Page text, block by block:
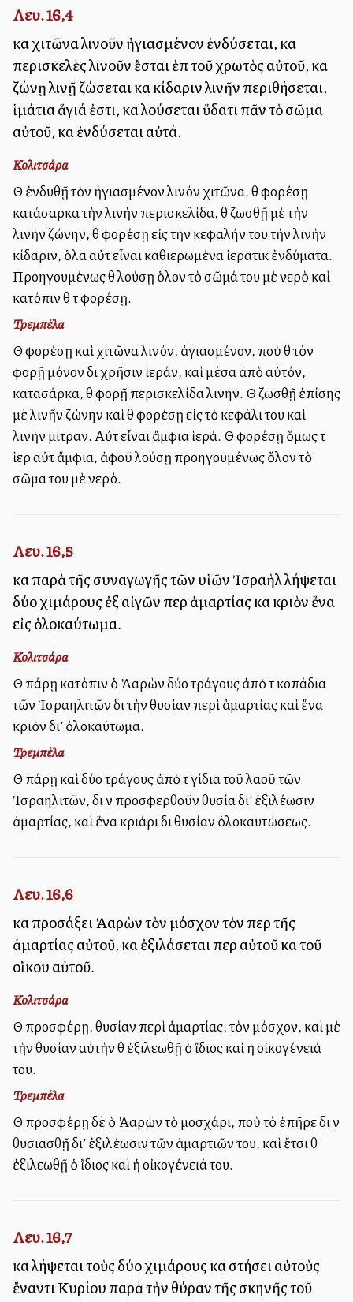
Λευ. 16,4
καὶ χιτῶνα λινοῦν ἡγιασμένον ἐνδύσεται, καὶ
περισκελὲς λινοῦν ἔσται ἐπὶ τοῦ χρωτὸς αὐτοῦ, καὶ
ζώνῃ λινῇ ζώσεται καὶ κίδαριν λινῆν περιθήσεται,
ἱμάτια ἅγιά ἐστι, καὶ λούσεται ὕδατι πᾶν τὸ σῶμα
αὐτοῦ, καὶ ἐνδύσεται αὐτά.
Κολιτσάρα
Θὰ ἐνδυθῇ τὸν ἡγιασμένον λινόν χιτῶνα, θὰ φορέσῃ
κατάσαρκα τὴν λινὴν περισκελίδα, θὰ ζωσθῇ μὲ τὴν
λινὴν ζώνην, θὰ φορέσῃ εἰς τὴν κεφαλήν του τὴν λινὴν
κίδαριν, ὅλα αὐτὰ εἶναι καθιερωμένα ἱερατικὰ ἐνδύματα.
Προηγουμένως θὰ λούσῃ ὅλον τὸ σῶμά του μὲ νερὸ καὶ
κατόπιν θὰ τὰ φορέσῃ.
Τρεμπέλα
Θὰ φορέσῃ καὶ χιτῶνα λινόν, ἁγιασμένον, ποὺ θὰ τὸν
φορῇ μόνον διὰ χρῆσιν ἱεράν, καὶ μέσα ἀπὸ αὐτόν,
κατασάρκα, θὰ φορῇ περισκελίδα λινήν. Θὰ ζωσθῇ ἐπίσης
μὲ λινῆν ζώνην καὶ θὰ φορέσῃ εἰς τὸ κεφάλι του καὶ
λινὴν μίτραν. Αὐτὰ εἶναι ἄμφια ἱερά. Θὰ φορέσῃ ὅμως τὰ
ἱερὰ αὐτὰ ἄμφια, ἀφοῦ λούσῃ προηγουμένως ὅλον τὸ
σῶμα του μὲ νερό.
Λευ. 16,5
καὶ παρὰ τῆς συναγωγῆς τῶν υἱῶν Ἰσραὴλ λήψεται
δύο χιμάρους ἐξ αἰγῶν περὶ ἁμαρτίας καὶ κριὸν ἕνα
εἰς ὁλοκαύτωμα.
Κολιτσάρα
Θὰ πάρῃ κατόπιν ὁ Ἀαρὼν δύο τράγους ἀπὸ τὰ κοπάδια
τῶν Ἰσραηλιτῶν διὰ τὴν θυσίαν περὶ ἁμαρτίας καὶ ἕνα
κριὸν δι’ ὁλοκαύτωμα.
Τρεμπέλα
Θὰ πάρῃ καὶ δύο τράγους ἀπὸ τὰ γίδια τοῦ λαοῦ τῶν
Ἰσραηλιτῶν, διὰ νὰ προσφερθοῦν θυσία δι’ ἐξιλέωσιν
ἁμαρτίας, καὶ ἕνα κριάρι διὰ θυσίαν ὁλοκαυτώσεως.
Λευ. 16,6
καὶ προσάξει Ἀαρὼν τὸν μόσχον τὸν περὶ τῆς
ἁμαρτίας αὐτοῦ, καὶ ἐξιλάσεται περὶ αὐτοῦ καὶ τοῦ
οἴκου αὐτοῦ.
Κολιτσάρα
Θὰ προσφέρῃ, θυσίαν περὶ ἁμαρτίας, τὸν μόσχον, καὶ μὲ
τὴν θυσίαν αὐτὴν θὰ ἐξιλεωθῇ ὁ ἴδιος καὶ ἡ οἰκογένειά
του.
Τρεμπέλα
Θὰ προσφέρῃ δὲ ὁ Ἀαρὼν τὸ μοσχάρι, ποὺ τὸ ἐπῆρε διὰ νὰ
θυσιασθῇ δι’ ἐξιλέωσιν τῶν ἁμαρτιῶν του, καὶ ἔτσι θὰ
ἐξιλεωθῇ ὁ ἴδιος καὶ ἡ οἰκογένειά του.
Λευ. 16,7
καὶ λήψεται τοὺς δύο χιμάρους καὶ στήσει αὐτοὺς
ἔναντι Κυρίου παρὰ τὴν θύραν τῆς σκηνῆς τοῦ